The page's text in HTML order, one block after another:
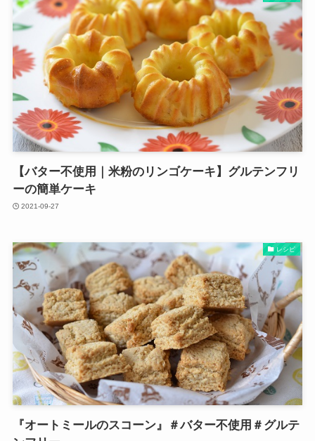
【バター不使用｜米粉のリンゴケーキ】グルテンフリ
ーの簡単ケーキ
2021-09-27
レシピ
『オートミールのスコーン』＃バター不使用＃グルテ